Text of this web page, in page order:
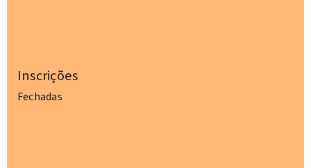
Inscrições
Fechadas